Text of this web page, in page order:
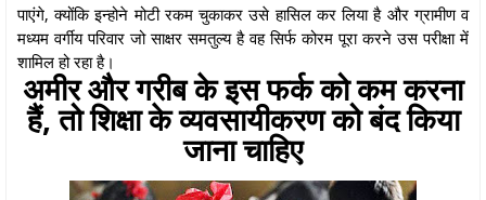
पाएंगे, क्योंकि इन्होने मोटी रकम चुकाकर उसे हासिल कर लिया है और ग्रामीण व
मध्यम वर्गीय परिवार जो साक्षर समतुल्य है वह सिर्फ कोरम पूरा करने उस परीक्षा में
शामिल हो रहा है।
अमीर और गरीब के इस फर्क को कम करना
हैं, तो शिक्षा के व्यवसायीकरण को बंद किया
जाना चाहिए